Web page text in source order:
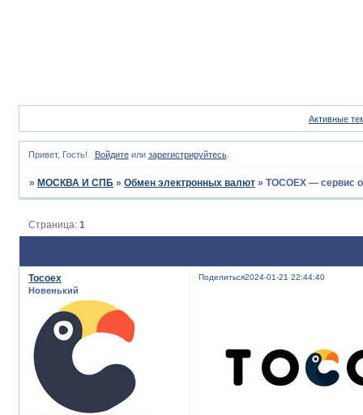
Активные
Привет, Гость! Войдитеили зарегистрируйтесь.
» МОСКВА И СПБ »Обмен электронных валют »TOCOEX — сервис
Страница:1
Поделиться2024-01-21 22:44:40
Tocoex
Новенький